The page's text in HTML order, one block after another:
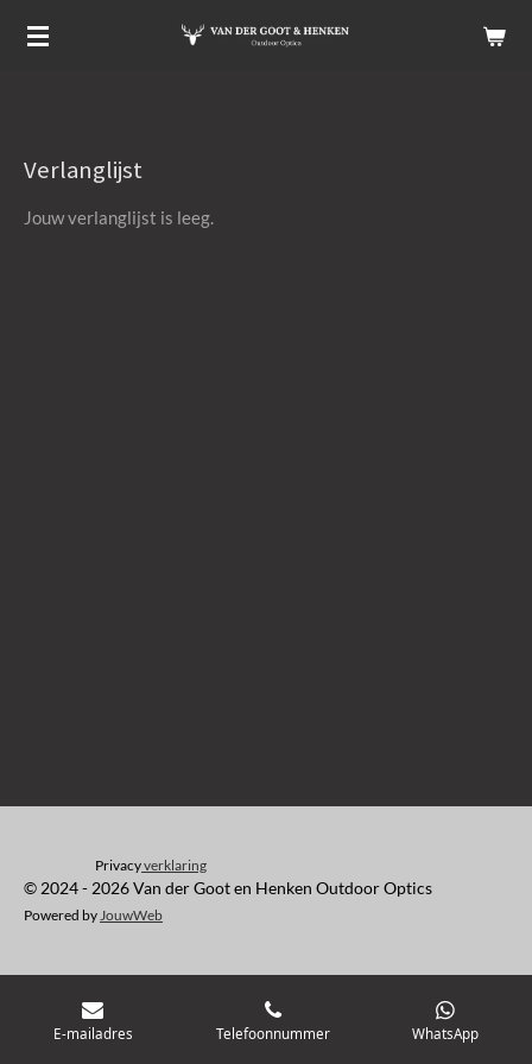
Ga
direct
Verlanglijst
Jouw verlanglijst is leeg.
Privacyverklaring
© 2024 - 2026 Van der Goot en Henken Outdoor Optics
Powered by JouwWeb
E-mailadres Telefoonnummer WhatsApp